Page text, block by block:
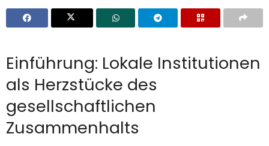
Einführung: Lokale Institutionen
als Herzstücke des
gesellschaftlichen
Zusammenhalts